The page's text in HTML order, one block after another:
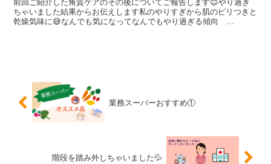
前回ご紹介した角質ケアのその後についてご報告します😊やり過ぎ
ちゃいました結果からお伝えします私のやりすぎから肌のピリつきと
乾燥気味に😅なんでも気になってなんでもやり過ぎる傾向
業務スーパーおすすめ①
階段を踏み外しちゃいました💦